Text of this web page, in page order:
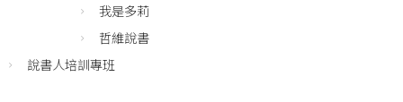
我是多莉
哲維說書
說書人培訓專班